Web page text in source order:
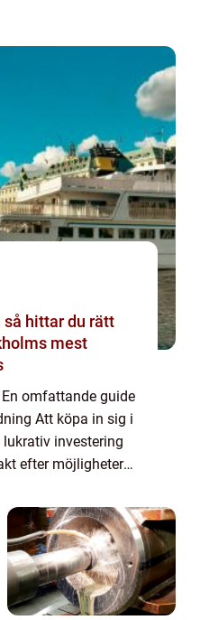
mest
omfattande guide
Att köpa in sig i
investering
efter möjligheter